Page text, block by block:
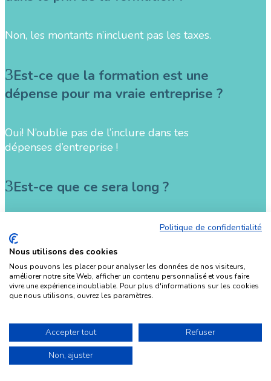
Non, les montants n’incluent pas les taxes.
Est-ce que la formation est une
dépense pour ma vraie entreprise ?
Oui! N’oublie pas de l’inclure dans tes
dépenses d’entreprise !
Est-ce que ce sera long ?
Je sais que ton temps est précieux. C’est
pour ça que j’ai essayé d’être la plus concise
possible. La majorité des vidéos durent
moins de 10 minutes. Et faire les exercices
devrait te prendre une dizaine de minutes
également.
N’oublie pas que, pour toutes les vidéos, tu
peux ajuster la vitesse de lecture. Par
défaut, j’ai mis une vitesse de 1.2X parce que
j’ai naturellement un débit lent. Mais tu peux
Politique de confidentialité
Nous utilisons des cookies
Nous pouvons les placer pour analyser les données de nos visiteurs,
améliorer notre site Web, afficher un contenu personnalisé et vous faire
vivre une expérience inoubliable. Pour plus d'informations sur les cookies
que nous utilisons, ouvrez les paramètres.
Accepter tout
Refuser
Non, ajuster